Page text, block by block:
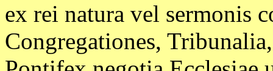
ex rei natura vel sermonis
Congregationes,